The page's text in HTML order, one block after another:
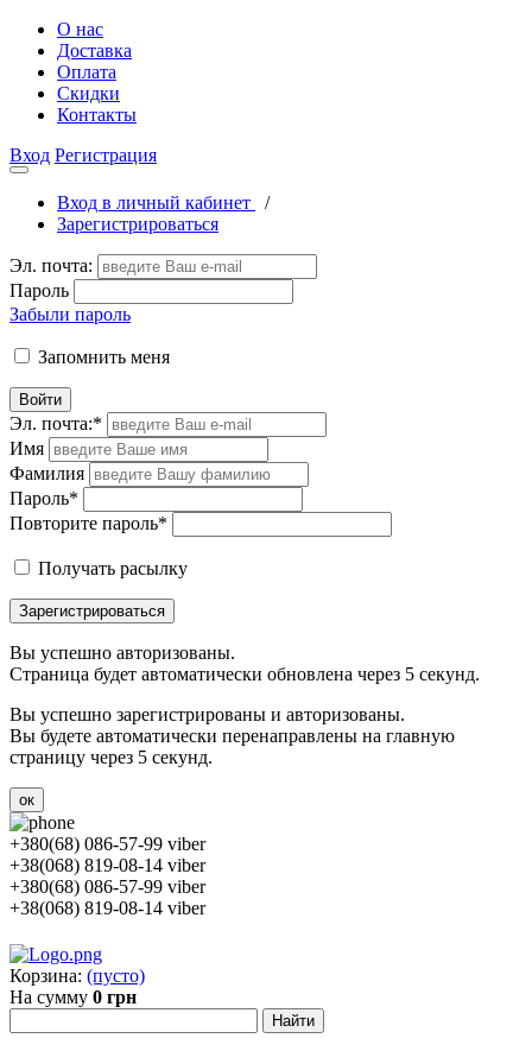
О нас
Доставка
Оплата
Скидки
Контакты
Вход Регистрация
Вход в личный кабинет
/
Зарегистрироваться
Эл. почта:
Пароль
Забыли пароль
Запомнить меня
Войти
Эл. почта:*
Имя
Фамилия
Пароль*
Повторите пароль*
Получать расылку
Зарегистрироваться
Вы успешно авторизованы.
Страница будет автоматически обновлена через 5 секунд.
Вы успешно зарегистрированы и авторизованы.
Вы будете автоматически перенаправлены на главную
страницу через 5 секунд.
ок
+380(68) 086-57-99 viber
+38(068) 819-08-14 viber
+380(68) 086-57-99 viber
+38(068) 819-08-14 viber
Корзина: (пусто)
На сумму 0 грн